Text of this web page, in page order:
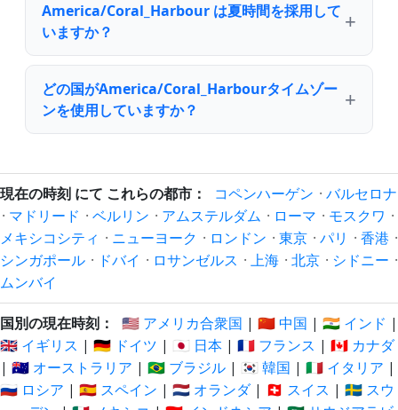
America/Coral_Harbour は夏時間を採用して
いますか？
どの国がAmerica/Coral_Harbourタイムゾー
ンを使用していますか？
現在の時刻 にて これらの都市： コペンハーゲン · バルセロナ
· マドリード · ベルリン · アムステルダム · ローマ · モスクワ ·
メキシコシティ · ニューヨーク · ロンドン · 東京 · パリ · 香港 ·
シンガポール · ドバイ · ロサンゼルス · 上海 · 北京 · シドニー ·
ムンバイ
国別の現在時刻： 🇺🇸 アメリカ合衆国 | 🇨🇳 中国 | 🇮🇳 インド |
🇬🇧 イギリス | 🇩🇪 ドイツ | 🇯🇵 日本 | 🇫🇷 フランス | 🇨🇦 カナダ
| 🇦🇺 オーストラリア | 🇧🇷 ブラジル | 🇰🇷 韓国 | 🇮🇹 イタリア |
🇷🇺 ロシア | 🇪🇸 スペイン | 🇳🇱 オランダ| 🇨🇭 スイス | 🇸🇪 スウ